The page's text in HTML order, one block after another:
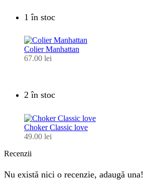
1 în stoc
Colier Manhattan
67.00 lei
2 în stoc
Choker Classic love
49.00 lei
Recenzii
Nu există nici o recenzie, adaugă una!